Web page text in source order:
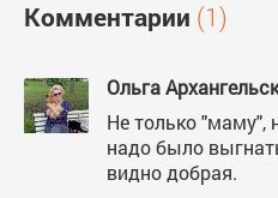
Комментарии (1)
Ольга
Не только "маму",
надо было
видно добрая.